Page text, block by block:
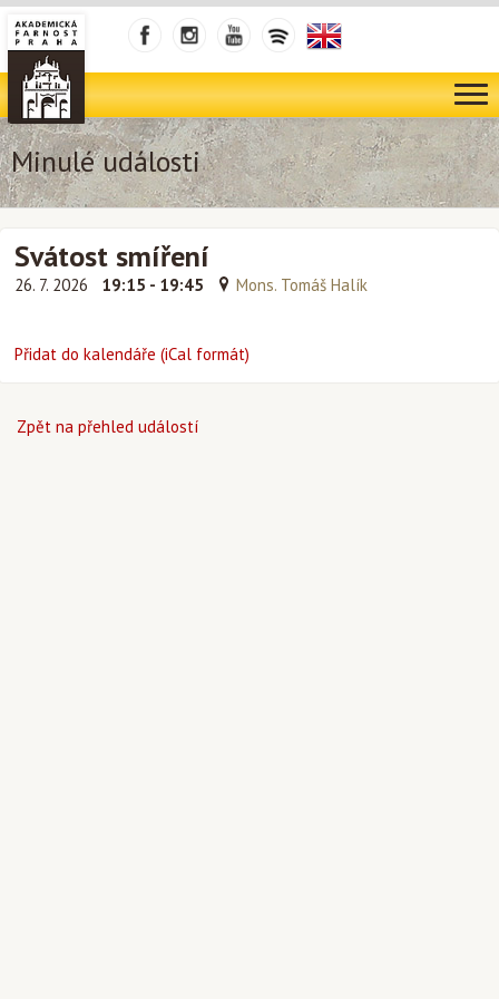
Minulé události
Svátost smíření
26. 7. 2026 19:15 - 19:45 Mons. Tomáš Halík
Přidat do kalendáře (iCal formát)
Zpět na přehled událostí